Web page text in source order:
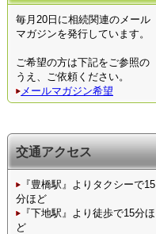
毎月20日に相続関連のメール
マガジンを発行しています。
ご希望の方は下記をご参照の
うえ、ご依頼ください。
メールマガジン希望
交通アクセス
『豊橋駅』よりタクシーで15
分ほど
『下地駅』より徒歩で15分ほ
ど